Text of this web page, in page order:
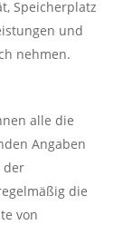
Speicherplatz
und
nehmen.
alle die
Angaben
der
die
von